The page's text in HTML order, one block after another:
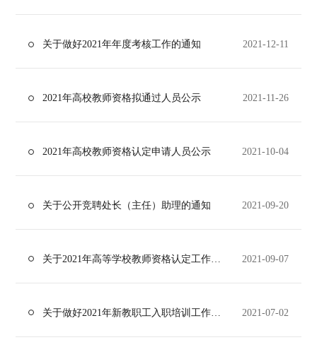
关于做好2021年年度考核工作的通知 2021-12-11
2021年高校教师资格拟通过人员公示 2021-11-26
2021年高校教师资格认定申请人员公示 2021-10-04
关于公开竞聘处长（主任）助理的通知 2021-09-20
关于2021年高等学校教师资格认定工作安排的通知 2021-09-07
关于做好2021年新教职工入职培训工作的通知 2021-07-02